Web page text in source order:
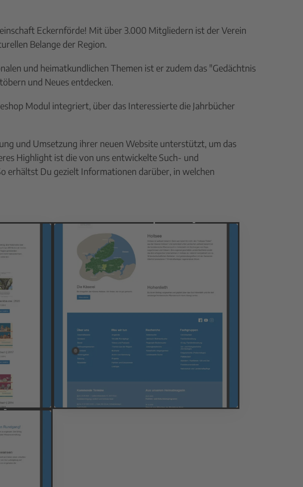
Eckernförde! Mit über 3.000 Mitgliedern ist der Verein
Belange der Region.
und heimatkundlichen Themen ist er zudem das "Gedächtnis
und Neues entdecken.
Modul integriert, über das Interessierte die Jahrbücher
und Umsetzung ihrer neuen Website unterstützt, um das
Highlight ist die von uns entwickelte Such- und
erhältst Du gezielt Informationen darüber, in welchen